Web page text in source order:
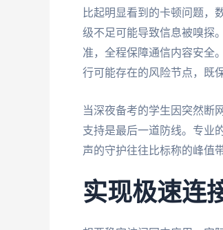
比起明显看到的卡顿问题，
级不足可能导致信息被嗅探
准，全程保障通信内容安全
行可能存在的风险节点，既
当深夜备考的学生因突然断
支持是最后一道防线。专业
声的守护往往比标称的峰值
实现极速连